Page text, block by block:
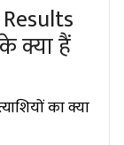
क्या हैं
का क्या